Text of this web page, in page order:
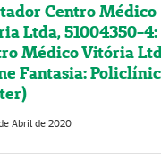
Centro Médico
Ltda, 51004350-4:
Médico Vitória
Fantasia:
Abril de 2020